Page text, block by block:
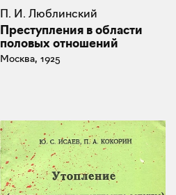
П. И. Люблинский
Преступления в области
половых отношений
Москва, 1925